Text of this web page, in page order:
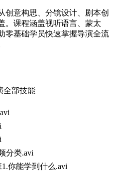
创意构思、分镜设计、剧本创
。课程涵盖视听语言、蒙太
零基础学员快速掌握导演全流
全部技能
分类.avi
你能学到什么.avi